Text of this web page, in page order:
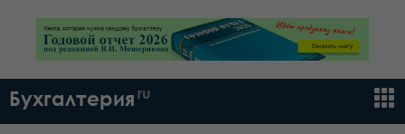
Бухгалтерия ru